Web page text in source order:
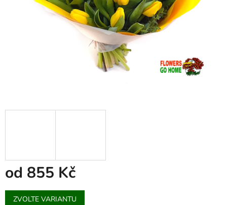
od 855 Kč
Měrná
cena:
ZVOLTE VARIANTU